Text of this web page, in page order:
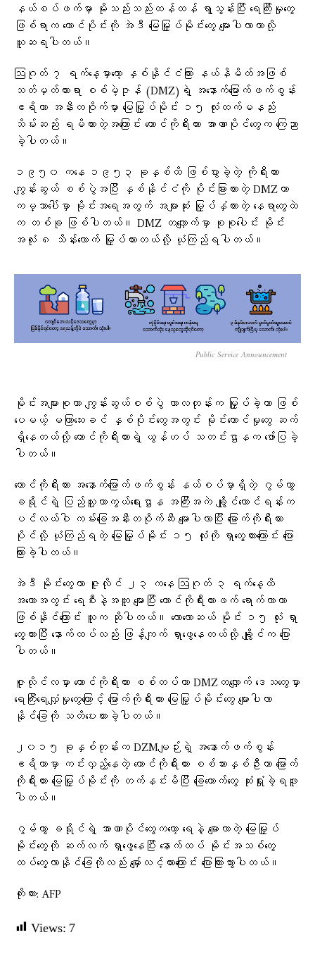
နယ်စပ်ဖက်မှာ မိုးသည်းသည်းထန်ထန် ရွာသွန်းပြီး ရေကြီးမှုတွေ
ဖြစ်ရာက တောင်ပိုင်းကို အဲဒီ မြေမြှုပ်မိုင်းတွေ မျောပါလာတာလို့
ယူဆရပါတယ်။
ဩဂုတ် ၇ ရက်နေ့မှာတော့ နှစ်နိုင်ငံကြား နယ်နိမိတ်အဖြစ်
သတ်မှတ်ထားရာ စစ်မဲ့ဇုန် (DMZ)ရဲ့ အနောက်မြောက်ဖက်စွန်း
ဧရိယာ အနီးတဝိုက်မှာ မြေမြှုပ်မိုင်း ၁၅ လုံးထက်မနည်း
သိမ်းဆည်း ရမိထားတဲ့အကြောင်း တောင်ကိုရီးယား အာဏာပိုင်တွေက ကြေညာ
ခဲ့ပါတယ်။
၁၉၅၀ ကနေ ၁၉၅၃ ခုနှစ်ထိ ဖြစ်ပွားခဲ့တဲ့ ကိုရီးယား
ကျွန်းဆွယ် စစ်ပွဲအပြီး နှစ်နိုင်ငံကို ပိုင်းခြားထားတဲ့ DMZဟာ
ကမ္ဘာပေါ်မှာ မိုင်းအရေအတွက် အများဆုံး မြှုပ်နှံထားတဲ့ နေရာတွေထဲ
က တစ်ခု ဖြစ်ပါတယ်။ DMZ တလျှောက်မှာ စုစုပေါင်း မိုင်း
အလုံး ၈ သိန်းလောက် မြှုပ်ထားတယ်လို့ ယုံကြည်ရပါတယ်။
Public Service Announcement
မိုင်းအများစုဟာ ကျွန်းဆွယ်စစ်ပွဲ ကာလတုန်းက မြှုပ်ခဲ့တာ ဖြစ်
ပေမယ့် မကြာသေးခင် နှစ်ပိုင်းတွေအတွင်း မိုင်းထောင်မှုတွေ ဆက်
ရှိနေတယ်လို့ တောင်ကိုရီးယားရဲ့ ယွန်ဟပ် သတင်းဌာနက ဖော်ပြခဲ့
ပါတယ်။
တောင်ကိုရီးယား အနောက်မြောက်ဖက်စွန်း နယ်စပ်မှာရှိတဲ့ ဂွမ်ဟွာ
ခရိုင်ရဲ့ ပြည်သူ့ကာကွယ်ရေးဌာန အကြီးအကဲ ချွိုင်ယောင်ရန်းက
ပင်လယ်ဝါ ကမ်းခြေအနီးတဝိုက်ဆီ မျောပါလာပြီး မြောက်ကိုရီးယား
ပိုင်လို့ ယုံကြည်ရတဲ့ မြေမြှုပ်မိုင်း ၁၅ လုံးကို ရှာတွေ့ထားကြောင်း ပြော
ကြားခဲ့ပါတယ်။
အဲဒီ မိုင်းတွေဟာ ဇူလိုင် ၂၃ ကနေ ဩဂုတ် ၃ ရက်နေ့ထိ
အတောအတွင်း ရေစီးနဲ့အတူ မျောပြီး တောင်ကိုရီးယားဖက် ရောက်လာတာ
ဖြစ်နိုင်ကြောင်း သူက ဆိုပါတယ်။ လောလောဆယ် မိုင်း ၁၅ လုံး ရှာ
တွေ့ထားပြီး နောက်ထပ်လည်း ဖြန့်ကျက် ရှာဖွေနေတယ်လို့ ချွိုင်က ပြော
ပါတယ်။
ဇူလိုင်လမှာ တောင်ကိုရီးယား စစ်တပ်ဟာ DMZတလျှောက် ဒေသတွေမှာ
ရေကြီးရေလျှံမှုတွေကြောင့် မြောက်ကိုရီးယား မြေမြှုပ်မိုင်းတွေ မျောပါလာ
နိုင်ခြေကို သတိပေးထားခဲ့ပါတယ်။
၂၀၁၅ ခုနှစ်တုန်းက DZMမျဉ်းရဲ့ အနောက်ဖက်စွန်း
ဧရိယာမှာ ကင်းလှည့်နေတဲ့ တောင်ကိုရီးယား စစ်သားနှစ်ဦးဟာ မြောက်
ကိုရီးယား မြေမြှုပ်မိုင်းကို တက်နင်းမိပြီး ခြေထောက်တွေ ဆုံးရှုံးခဲ့ရဖူး
ပါတယ်။
ဂွမ်ဟွာ ခရိုင်ရဲ့ အာဏာပိုင်တွေကတော့ ရေနဲ့ မျောလာတဲ့ မြေမြှုပ်
မိုင်းတွေကို ဆက်လက် ရှာဖွေနေပြီး နောက်ထပ် မိုင်းအသစ်တွေ
ထပ်တွေ့လာနိုင်ခြေကိုလည်း မျှော်လင့်ထားကြောင်း ပြောကြားသွားပါတယ်။
ကိုးကား: AFP
Views: 7